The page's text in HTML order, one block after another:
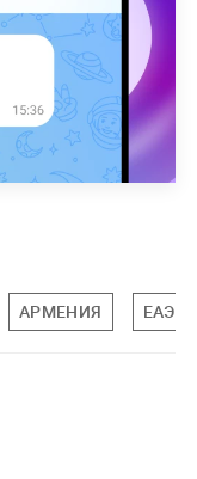
АРМЕНИЯ ЕАЭС